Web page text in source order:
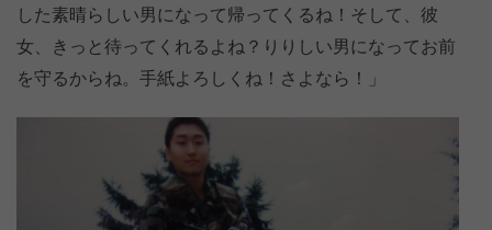
した素晴らしい男になって帰ってくるね！そして、彼
女、きっと待ってくれるよね？りりしい男になってお前
を守るからね。手紙よろしくね！さよなら！」